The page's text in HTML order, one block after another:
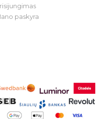
paskyra